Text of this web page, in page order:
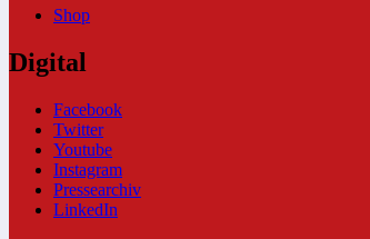
Shop
Digital
Facebook
Twitter
Youtube
Instagram
Pressearchiv
LinkedIn